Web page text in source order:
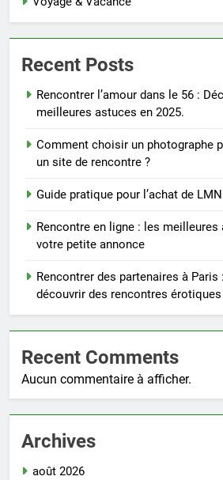
Recent Posts
Rencontrer l’amour dans le 56 :
meilleures astuces en 2025.
Comment choisir un photographe
un site de rencontre ?
Guide pratique pour l’achat de
Rencontre en ligne : les
votre petite annonce
Rencontrer des partenaires à Paris
découvrir des rencontres érotiques
Recent Comments
Aucun commentaire à afficher.
Archives
août 2026